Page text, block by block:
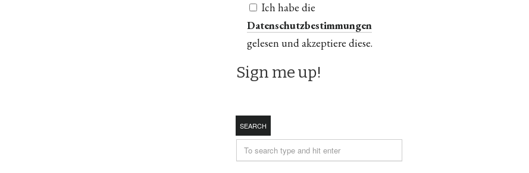
Ich habe die
Datenschutzbestimmungen
gelesen und akzeptiere diese.
SEARCH